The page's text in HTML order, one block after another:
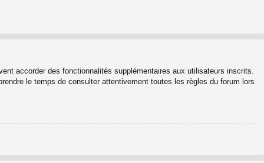
accorder des fonctionnalités supplémentaires aux utilisateurs inscrits.
le temps de consulter attentivement toutes les règles du forum lors